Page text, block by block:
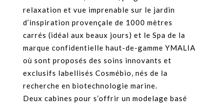
relaxation et vue imprenable sur le jardin
d’inspiration provençale de 1000 mètres
carrés (idéal aux beaux jours) et le Spa de la
marque confidentielle haut-de-gamme YMALIA
où sont proposés des soins innovants et
exclusifs labellisés Cosmébio, nés de la
recherche en biotechnologie marine.
Deux cabines pour s’offrir un modelage basé